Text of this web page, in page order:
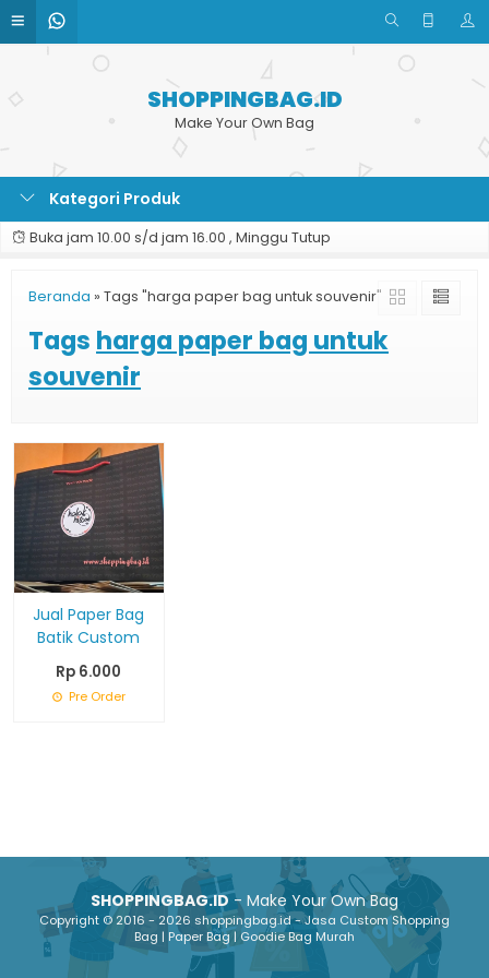
SHOPPINGBAG.ID
Make Your Own Bag
Kategori Produk
Buka jam 10.00 s/d jam 16.00 , Minggu Tutup
Beranda » Tags "harga paper bag untuk souvenir"
Tags harga paper bag untuk
souvenir
Jual Paper Bag
Batik Custom
Rp 6.000
Pre Order
SHOPPINGBAG.ID- Make Your Own Bag
Copyright © 2016 - 2026 shoppingbag.id - Jasa Custom Shopping
Bag | Paper Bag | Goodie Bag Murah